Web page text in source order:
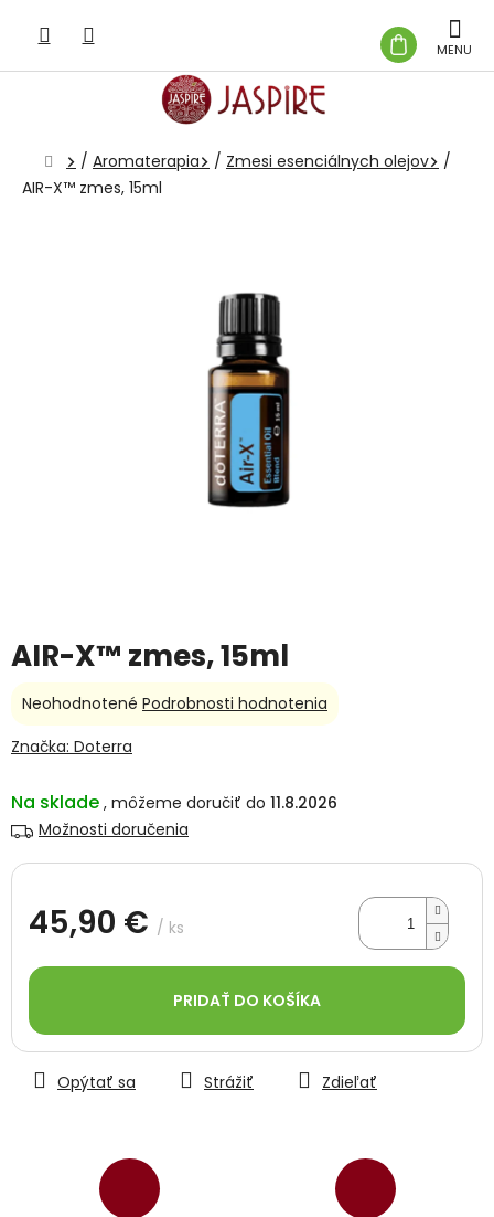
obsah
KOŠÍK
Domov
/ Aromaterapia / Zmesi esenciálnych olejov
/
AIR-X™ zmes, 15ml
AIR-X™ zmes, 15ml
Na sklade
11.8.2026
Možnosti doručenia
45,90 € / ks
cena:
PRIDAŤ DO KOŠÍKA
Opýtať sa Strážiť Zdieľať
Priemerné
produktu
z
5
Neohodnotené Podrobnosti hodnotenia
Značka: Doterra